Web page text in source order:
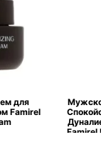
для
Famirel
Famirel